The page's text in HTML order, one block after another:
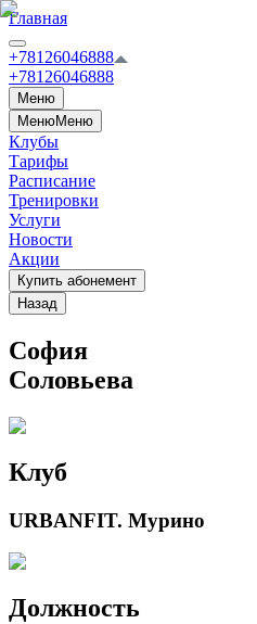
Главная
+78126046888
+78126046888
Меню
МенюМеню
Клубы
Тарифы
Расписание
Тренировки
Услуги
Новости
Акции
Купить абонемент
Назад
София
Соловьева
Клуб
URBANFIT. Мурино
Должность